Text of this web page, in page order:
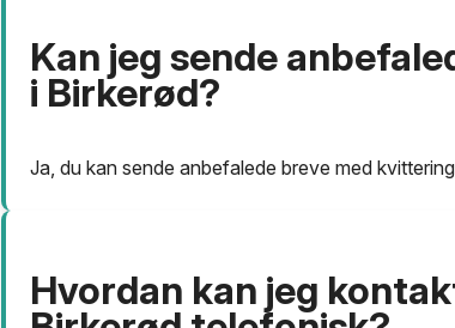
Kan jeg sende
i Birkerød?
Ja, du kan sende anbefalede breve med
Hvordan kan jeg